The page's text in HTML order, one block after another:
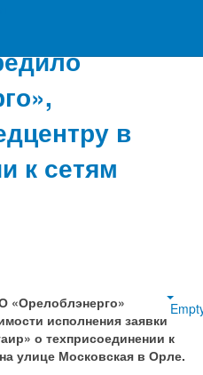
в
к сетям
исполнения заявки
о техприсоединении к
улице Московская в Орле.